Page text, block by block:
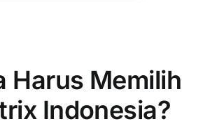
Harus Memilih
Indonesia?